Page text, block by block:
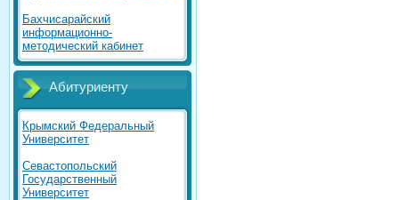
Бахчисарайский
информационно-
методический кабинет
Абитуриенту
Крымский Федеральный
Университет
Севастопольский
Государственный
Университет